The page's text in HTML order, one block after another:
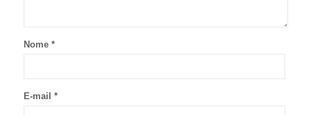
Nome *
E-mail *